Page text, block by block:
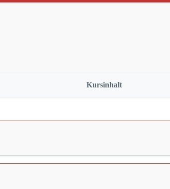
Kursinhalt